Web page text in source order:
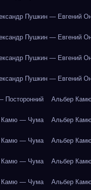
Пушкин — Евгений
Пушкин — Евгений
Пушкин — Евгений
Пушкин — Евгений
Альбер
Камю — Чума Альбер
Камю — Чума Альбер
Камю — Чума Альбер
Камю — Чума Альбер